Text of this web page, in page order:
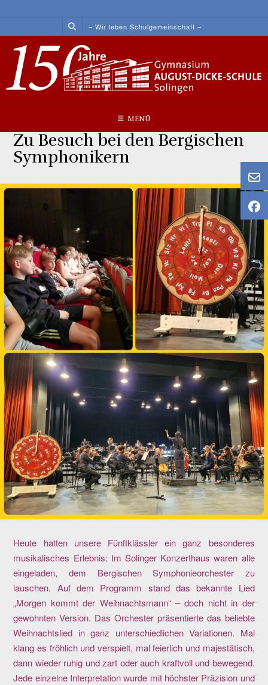
content
– Wir leben Schulgemeinschaft –
MENÜ
Zu Besuch bei den Bergischen
Symphonikern
Heute hatten unsere Fünftklässler ein ganz besonderes
musikalisches Erlebnis: Im Solinger Konzerthaus waren alle
eingeladen, dem Bergischen Symphonieorchester zu
lauschen. Auf dem Programm stand das bekannte Lied
„Morgen kommt der Weihnachtsmann“ – doch nicht in der
gewohnten Version. Das Orchester präsentierte das beliebte
Weihnachtslied in ganz unterschiedlichen Variationen. Mal
klang es fröhlich und verspielt, mal feierlich und majestätisch,
dann wieder ruhig und zart oder auch kraftvoll und bewegend.
Jede einzelne Interpretation wurde mit höchster Präzision und